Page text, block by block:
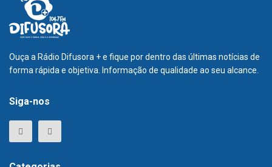
Ouça a Rádio Difusora + e fique por dentro das últimas notícias de
forma rápida e objetiva. Informação de qualidade ao seu alcance.
Siga-nos